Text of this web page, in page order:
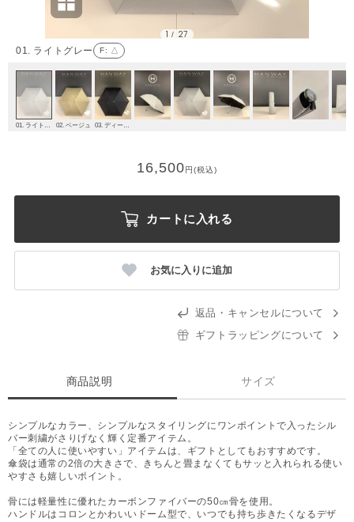
01. ライトグレー F: △
1 / 27
02. ベージュ
16,500円(税込)
カートに入れる
お気に入りに追加
返品・キャンセルについて
ギフトラッピングについて
商品説明 サイズ
シンプルなカラー、シンプルなスタイリングにワンポイントで入ったシル
バー刺繍がさりげなく輝く定番アイテム。
「全ての人に使いやすい」アイテムは、ギフトとしてもおすすめです。
傘袋は通常の2倍の大きさで、きちんと畳まなくてもサッと入れられる使い
やすさも嬉しいポイント。
骨には軽量性に優れたカーボンファイバーの50㎝骨を使用。
ハンドルはコロンとかわいいドーム型で、いつでも持ち歩きたくなるデザ